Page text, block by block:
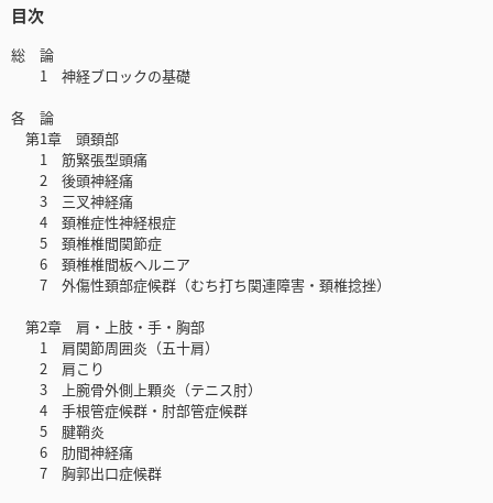
目次
総 論
1 神経ブロックの基礎
各 論
第1章 頭頚部
1 筋緊張型頭痛
2 後頭神経痛
3 三叉神経痛
4 頚椎症性神経根症
5 頚椎椎間関節症
6 頚椎椎間板ヘルニア
7 外傷性頚部症候群（むち打ち関連障害・頚椎捻挫）
第2章 肩・上肢・手・胸部
1 肩関節周囲炎（五十肩）
2 肩こり
3 上腕骨外側上顆炎（テニス肘）
4 手根管症候群・肘部管症候群
5 腱鞘炎
6 肋間神経痛
7 胸郭出口症候群